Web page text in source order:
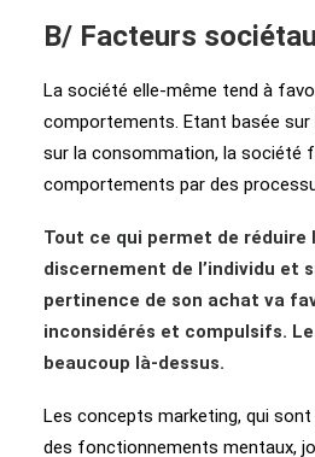
B/ Facteurs
La société elle-même tend à
comportements. Etant basée
sur la consommation, la société
comportements par des
Tout ce qui permet de réduire
discernement de l’individu et
pertinence de son achat va
inconsidérés et compulsifs.
beaucoup là-dessus.
Les concepts marketing, qui
des fonctionnements mentaux,